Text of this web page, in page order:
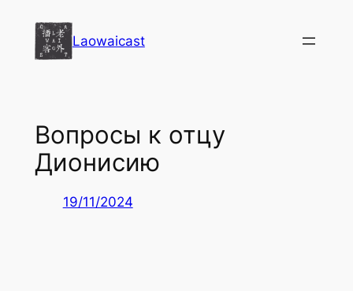
содержимому
Laowaicast
Вопросы к отцу
Дионисию
19/11/2024